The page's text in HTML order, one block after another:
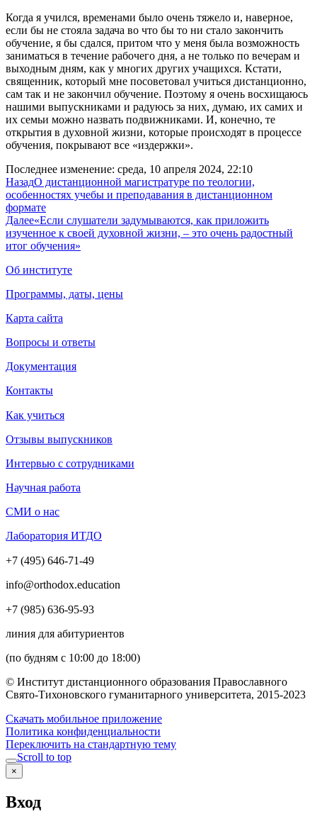
Когда я учился, временами было очень тяжело и, наверное,
если бы не стояла задача во что бы то ни стало закончить
обучение, я бы сдался, притом что у меня была возможность
заниматься в течение рабочего дня, а не только по вечерам и
выходным дням, как у многих других учащихся. Кстати,
священник, который мне посоветовал учиться дистанционно,
сам так и не закончил обучение. Поэтому я очень восхищаюсь
нашими выпускниками и радуюсь за них, думаю, их самих и
их семьи можно назвать подвижниками. И, конечно, те
открытия в духовной жизни, которые происходят в процессе
обучения, покрывают все «издержки».
Последнее изменение: среда, 10 апреля 2024, 22:10
НазадО дистанционной магистратуре по теологии,
особенностях учебы и преподавания в дистанционном
формате
Далее«Если слушатели задумываются, как приложить
изученное к своей духовной жизни, – это очень радостный
итог обучения»
Об институте
Программы, даты, цены
Карта сайта
Вопросы и ответы
Документация
Контакты
Как учиться
Отзывы выпускников
Интервью с сотрудниками
Научная работа
СМИ о нас
Лаборатория ИТДО
+7 (495) 646-71-49
info@orthodox.education
+7 (985) 636-95-93
линия для абитуриентов
(по будням с 10:00 до 18:00)
© Институт дистанционного образования Православного
Свято-Тихоновского гуманитарного университета, 2015-2023
Скачать мобильное приложение
Политика конфиденциальности
Переключить на стандартную тему
Scroll to top
×
Вход